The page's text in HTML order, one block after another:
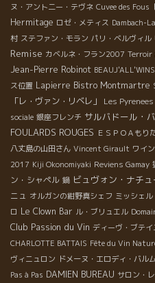
ヌ・アント二ー・テヴネ Cuvee des Fous
Hermitage ロゼ・メティス Dambach-
村 ステファン・モラン パリ・ベルヴィル
Remise カベルネ・フラン2007 Terroir
Jean-Pierre Robinot BEAUJ'ALL'WINS
ス位置 Lapierre Bistro Montmartre
「レ・ヴァン・リベレ」
Les Pyrenees
sociale 銀座フレンチ サルバドール・
FOULARDS ROUGES ＥＳＰＯＡもり
八丈島の山田さん Vincent Girault ワイ
2017 Kiji Okonomiyaki Reviens Gamay
ン・シャペル 鍋 ビュヴォン・ナチュ
ニュ オルガンの紺野真シェフ ミッシェ
ロ Le Clown Bar ル・ブリュエル
Club Passion du Vin ディーヴ・ブテイ
CHARLOTTE BATTAIS Fête du Vin
ヴィニュロン ドメーヌ・エロディ・バル
Pas à Pas DAMIEN BUREAU サロン・